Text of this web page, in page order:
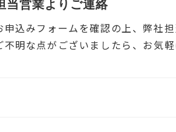
当営業よりご連絡
申込みフォームを確認の上、弊社
不明な点がございましたら、お気